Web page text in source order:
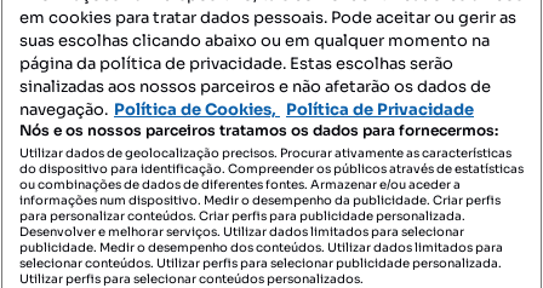
Contacte-nos
SIGA-NOS:
DESCARREGAR NA:
em cookies para tratar dados pessoais. Pode aceitar ou gerir as
suas escolhas clicando abaixo ou em qualquer momento na
página da política de privacidade. Estas escolhas serão
sinalizadas aos nossos parceiros e não afetarão os dados de
navegação. Política de Cookies, Política de Privacidade
Nós e os nossos parceiros tratamos os dados para fornecermos:
Utilizar dados de geolocalização precisos. Procurar ativamente as características
do dispositivo para identificação. Compreender os públicos através de estatísticas
ou combinações de dados de diferentes fontes. Armazenar e/ou aceder a
informações num dispositivo. Medir o desempenho da publicidade. Criar perfis
para personalizar conteúdos. Criar perfis para publicidade personalizada.
Desenvolver e melhorar serviços. Utilizar dados limitados para selecionar
publicidade. Medir o desempenho dos conteúdos. Utilizar dados limitados para
selecionar conteúdos. Utilizar perfis para selecionar publicidade personalizada.
Utilizar perfis para selecionar conteúdos personalizados.